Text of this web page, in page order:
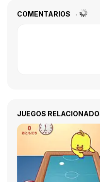
COMENTARIOS
JUEGOS